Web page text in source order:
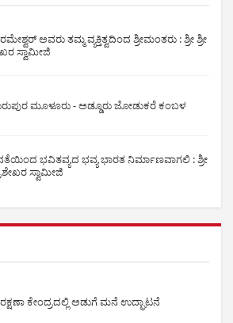
ಅವರು ತಮ್ಮ ವ್ಯಕ್ತಿತ್ವದಿಂದ ಶ್ರೀಮಂತರು : ಶ್ರೀ ಶ್ರೀ
ಸ್ವಾಮೀಜಿ
ಮೂಳೂರು - ಅಡ್ಡೂರು ಜೋಡುಕರೆ ಕಂಬಳ
ಭವಿತವ್ಯದ ಭವ್ಯ ಭಾರತ ನಿರ್ಮಾಣವಾಗಲಿ : ಶ್ರೀ
ಸ್ವಾಮೀಜಿ
ಕೇಂದ್ರದಲ್ಲಿ ಅಡುಗೆ ಮನೆ ಉದ್ಘಾಟನೆ